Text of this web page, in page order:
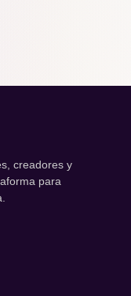
creadores y
para